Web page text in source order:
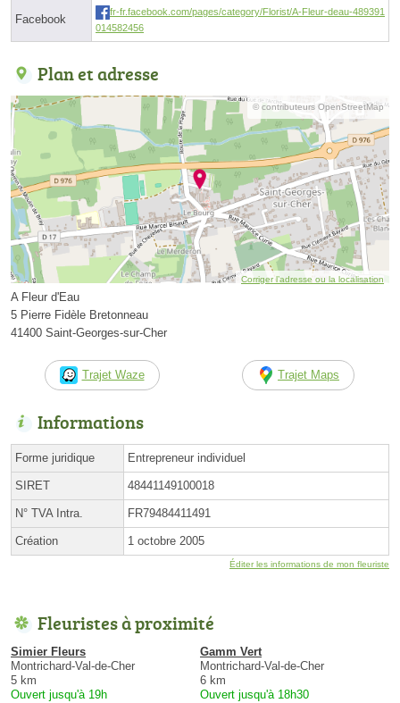
Facebook
fr-fr.facebook.com/pages/category/Florist/A-Fleur-deau-489391
014582456
Plan et adresse
© contributeurs OpenStreetMap
Corriger l’adresse ou la localisation
A Fleur d'Eau
5 Pierre Fidèle Bretonneau
41400 Saint-Georges-sur-Cher
Trajet Waze Trajet Maps
Informations
Forme juridique Entrepreneur individuel
SIRET 48441149100018
N° TVA Intra. FR79484411491
Création 1 octobre 2005
Éditer les informations de mon fleuriste
Fleuristes à proximité
Simier Fleurs
Montrichard-Val-de-Cher
5 km
Ouvert jusqu'à 19h
Gamm Vert
Montrichard-Val-de-Cher
6 km
Ouvert jusqu'à 18h30